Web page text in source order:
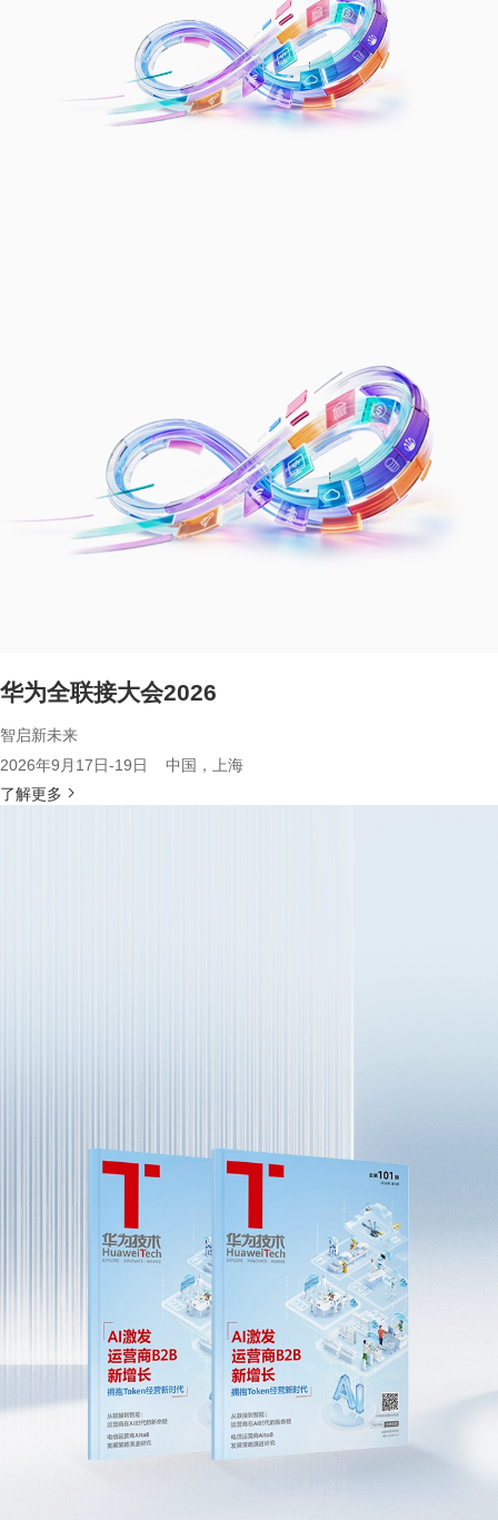
华为全联接大会2026
智启新未来
2026年9月17日-19日 中国，上海
了解更多